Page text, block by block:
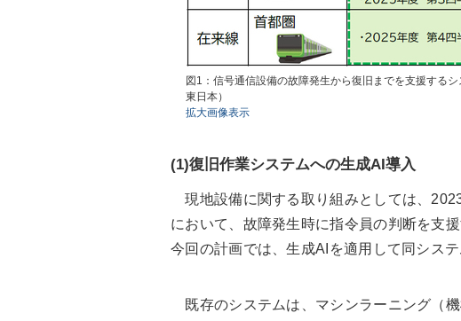
図1：信号通信設備の故障発生から復旧までを支援する
東日本）
拡大画像表示
(1)復旧作業システムへの生成AI導入
現地設備に関する取り組みとしては、
において、故障発生時に指令員の判断を支
今回の計画では、生成AIを適用して同システ
既存のシステムは、マシンラーニング（